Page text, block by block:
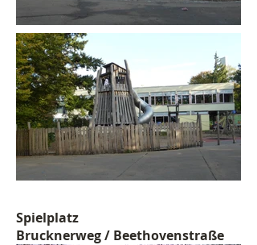
Spielplatz
Brucknerweg / Beethovenstraße